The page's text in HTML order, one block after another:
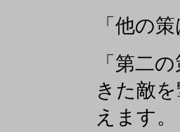
「他の策
「第二
きた敵
えます